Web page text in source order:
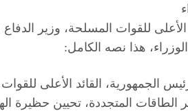
للقوات المسلحة، وزير
هذا نصه الكامل:
الجمهورية، القائد الأعلى
المتجددة، تحيين حظيرة